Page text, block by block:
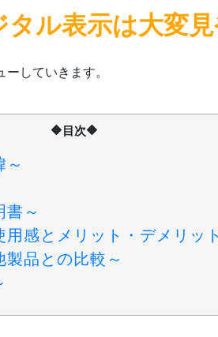
タル表示は大変
していきます。
🔶目次🔶
～
書～
用感とメリット・デメリッ
製品との比較～